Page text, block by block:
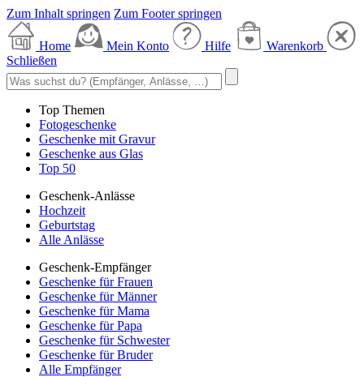
Zum Inhalt springen Zum Footer springen
Home Mein Konto Hilfe
Warenkorb
Schließen
Top Themen
Fotogeschenke
Geschenke mit Gravur
Geschenke aus Glas
Top 50
Geschenk-Anlässe
Hochzeit
Geburtstag
Alle Anlässe
Geschenk-Empfänger
Geschenke für Frauen
Geschenke für Männer
Geschenke für Mama
Geschenke für Papa
Geschenke für Schwester
Geschenke für Bruder
Alle Empfänger